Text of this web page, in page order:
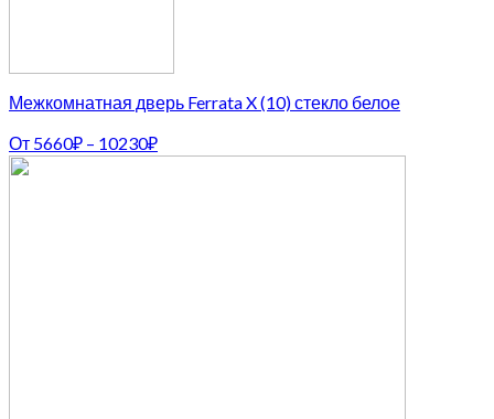
Межкомнатная дверь Ferrata X (10) стекло белое
От 5660₽ – 10230₽